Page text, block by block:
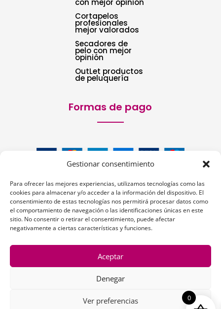
Gestionar consentimiento
Para ofrecer las mejores experiencias, utilizamos tecnologías como las
cookies para almacenar y/o acceder a la información del dispositivo. El
consentimiento de estas tecnologías nos permitirá procesar datos como
el comportamiento de navegación o las identificaciones únicas en este
sitio. No consentir o retirar el consentimiento, puede afectar
negativamente a ciertas características y funciones.
Aceptar
Denegar
Ver preferencias
con mejor opinión
Cortapelos
profesionales
mejor valorados
Secadores de
pelo con mejor
opinión
OutLet productos
de peluquería
Formas de pago
Siguenos:
0